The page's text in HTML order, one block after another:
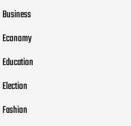
Business
Economy
Education
Election
Fashion